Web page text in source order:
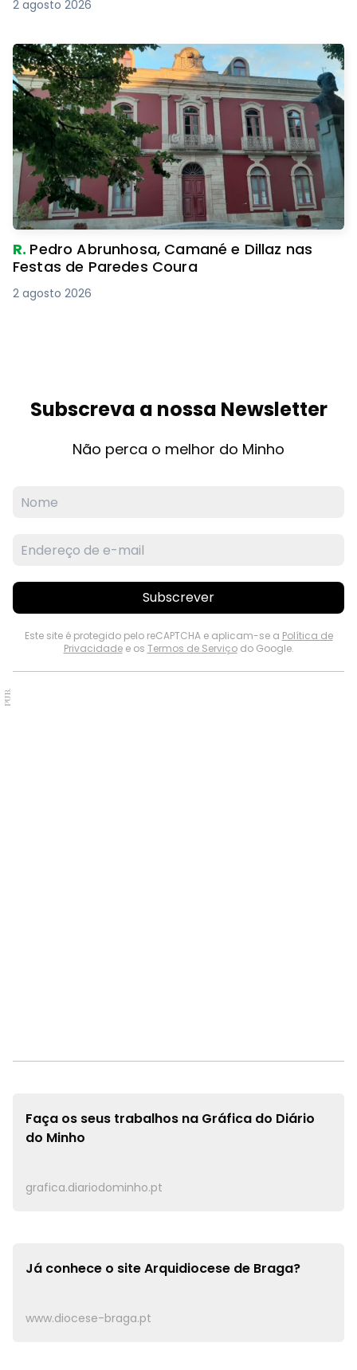
2 agosto 2026
R. Pedro Abrunhosa, Camané e Dillaz nas
Festas de Paredes Coura
2 agosto 2026
Subscreva a nossa Newsletter
Não perca o melhor do Minho
Subscrever
Este site é protegido pelo reCAPTCHA e aplicam-se a Política de
Privacidadee os Termos de Serviçodo Google.
PUB.
Faça os seus trabalhos na Gráfica do Diário
do Minho
grafica.diariodominho.pt
Já conhece o siteArquidiocese de Braga?
www.diocese-braga.pt